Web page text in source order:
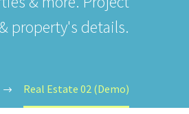
property's details.
Real Estate 02 (Demo)